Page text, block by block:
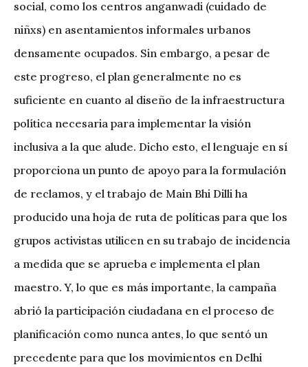
social, como los centros anganwadi (cuidado de
niñxs) en asentamientos informales urbanos
densamente ocupados. Sin embargo, a pesar de
este progreso, el plan generalmente no es
suficiente en cuanto al diseño de la infraestructura
política necesaria para implementar la visión
inclusiva a la que alude. Dicho esto, el lenguaje en sí
proporciona un punto de apoyo para la formulación
de reclamos, y el trabajo de Main Bhi Dilli ha
producido una hoja de ruta de políticas para que los
grupos activistas utilicen en su trabajo de incidencia
a medida que se aprueba e implementa el plan
maestro. Y, lo que es más importante, la campaña
abrió la participación ciudadana en el proceso de
planificación como nunca antes, lo que sentó un
precedente para que los movimientos en Delhi